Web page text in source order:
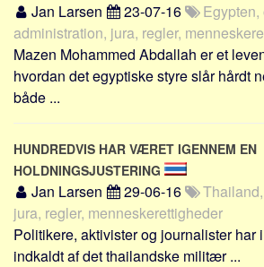
Jan Larsen 23-07-16
Egypten,
administration, jura, regler,
Mazen Mohammed Abdallah er et
hvordan det egyptiske styre slår hårdt
både ...
HUNDREDVIS HAR VÆRET IGENNEM EN
HOLDNINGSJUSTERING
Jan Larsen 29-06-16
jura, regler, menneskerettigheder
Politikere, aktivister og journalister
indkaldt af det thailandske militær ...